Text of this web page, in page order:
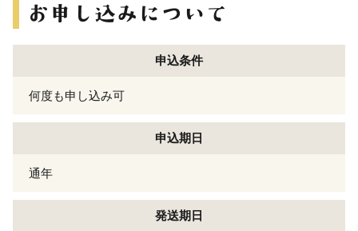
申込条件
何度も申し込み可
申込期日
通年
発送期日